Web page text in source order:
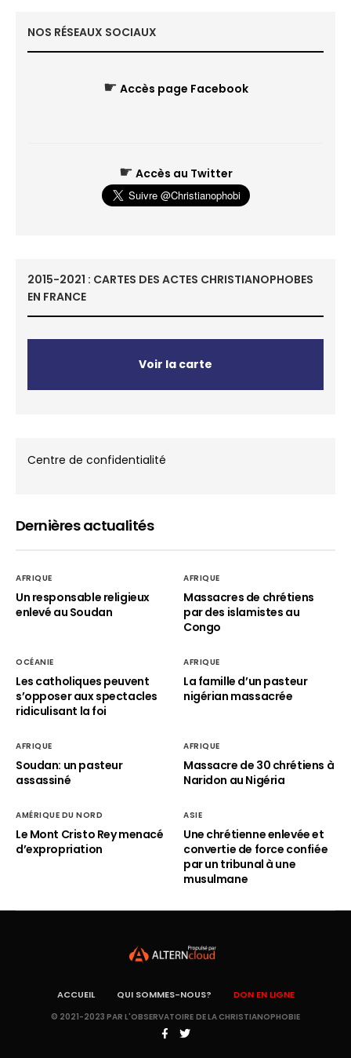
NOS RÉSEAUX SOCIAUX
☛ Accès page Facebook
☛ Accès au Twitter
2015-2021 : CARTES DES ACTES CHRISTIANOPHOBES
EN FRANCE
Voir la carte
Centre de confidentialité
Dernières actualités
AFRIQUE
Un responsable religieux
enlevé au Soudan
AFRIQUE
Massacres de chrétiens
par des islamistes au
Congo
OCÉANIE
Les catholiques peuvent
s’opposer aux spectacles
ridiculisant la foi
AFRIQUE
La famille d’un pasteur
nigérian massacrée
AFRIQUE
Soudan: un pasteur
assassiné
AFRIQUE
Massacre de 30 chrétiens à
Naridon au Nigéria
AMÉRIQUE DU NORD
Le Mont Cristo Rey menacé
d’expropriation
ASIE
Une chrétienne enlevée et
convertie de force confiée
par un tribunal à une
musulmane
ACCUEIL QUI SOMMES-NOUS? DON EN LIGNE
© 2021-2023 PAR L'OBSERVATOIRE DE LA CHRISTIANOPHOBIE